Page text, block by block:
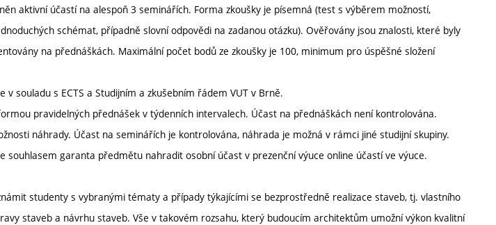
aktivní účastí na alespoň 3 seminářích. Forma zkoušky je písemná (test s výběrem možností,
schémat, případně slovní odpovědi na zadanou otázku). Ověřovány jsou znalosti, které byly
na přednáškách. Maximální počet bodů ze zkoušky je 100, minimum pro úspěšné složení
v souladu s ECTS a Studijním a zkušebním řádem VUT v Brně.
pravidelných přednášek v týdenních intervalech. Účast na přednáškách není kontrolována.
náhrady. Účast na seminářích je kontrolována, náhrada je možná v rámci jiné studijní skupiny.
souhlasem garanta předmětu nahradit osobní účast v prezenční výuce online účastí ve výuce.
studenty s vybranými tématy a případy týkajícími se bezprostředně realizace staveb, tj. vlastního
staveb a návrhu staveb. Vše v takovém rozsahu, který budoucím architektům umožní výkon kvalitní